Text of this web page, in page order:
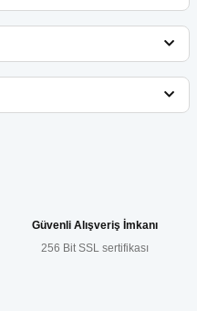
siz yapın!
Güvenli Alışveriş İmkanı
256 Bit SSL sertifikası